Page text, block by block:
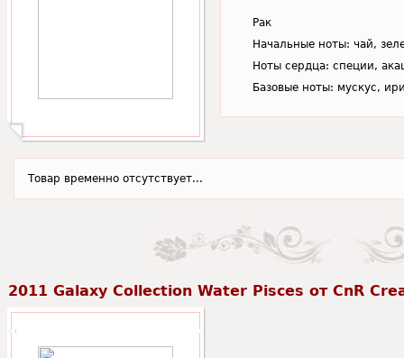
Рак
Начальные ноты: чай,
Ноты сердца: специи,
Базовые ноты: мускус,
Товар временно отсутствует...
2011 Galaxy Collection Water Pisces от CnR